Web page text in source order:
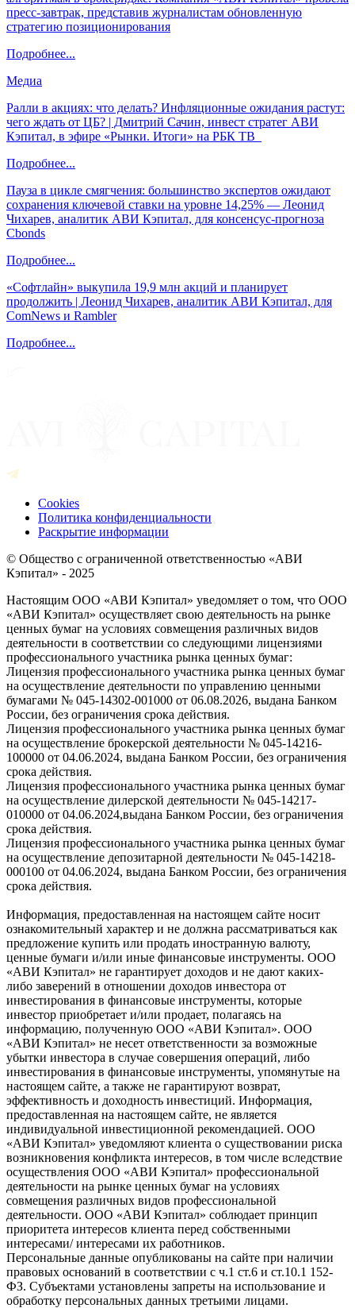
пресс-завтрак, представив журналистам обновленную
стратегию позиционирования
Подробнее...
Медиа
Ралли в акциях: что делать? Инфляционные ожидания растут:
чего ждать от ЦБ? | Дмитрий Сачин, инвест стратег АВИ
Кэпитал, в эфире «Рынки. Итоги» на РБК ТВ
Подробнее...
Пауза в цикле смягчения: большинство экспертов ожидают
сохранения ключевой ставки на уровне 14,25% — Леонид
Чихарев, аналитик АВИ Кэпитал, для консенсус-прогноза
Cbonds
Подробнее...
«Софтлайн» выкупила 19,9 млн акций и планирует
продолжить | Леонид Чихарев, аналитик АВИ Кэпитал, для
ComNews и Rambler
Подробнее...
Cookies
Политика конфиденциальности
Раскрытие информации
© Общество с ограниченной ответственностью «АВИ
Кэпитал» - 2025
Настоящим ООО «АВИ Кэпитал» уведомляет о том, что ООО
«АВИ Кэпитал» осуществляет свою деятельность на рынке
ценных бумаг на условиях совмещения различных видов
деятельности в соответствии со следующими лицензиями
профессионального участника рынка ценных бумаг:
Лицензия профессионального участника рынка ценных бумаг
на осуществление деятельности по управлению ценными
бумагами № 045-14302-001000 от 06.08.2026, выдана Банком
России, без ограничения срока действия.
Лицензия профессионального участника рынка ценных бумаг
на осуществление брокерской деятельности № 045-14216-
100000 от 04.06.2024, выдана Банком России, без ограничения
срока действия.
Лицензия профессионального участника рынка ценных бумаг
на осуществление дилерской деятельности № 045-14217-
010000 от 04.06.2024,выдана Банком России, без ограничения
срока действия.
Лицензия профессионального участника рынка ценных бумаг
на осуществление депозитарной деятельности № 045-14218-
000100 от 04.06.2024, выдана Банком России, без ограничения
срока действия.
Информация, предоставленная на настоящем сайте носит
ознакомительный характер и не должна рассматриваться как
предложение купить или продать иностранную валюту,
ценные бумаги и/или иные финансовые инструменты. ООО
«АВИ Кэпитал» не гарантирует доходов и не дают каких-
либо заверений в отношении доходов инвестора от
инвестирования в финансовые инструменты, которые
инвестор приобретает и/или продает, полагаясь на
информацию, полученную ООО «АВИ Кэпитал». ООО
«АВИ Кэпитал» не несет ответственности за возможные
убытки инвестора в случае совершения операций, либо
инвестирования в финансовые инструменты, упомянутые на
настоящем сайте, а также не гарантируют возврат,
эффективность и доходность инвестиций. Информация,
предоставленная на настоящем сайте, не является
индивидуальной инвестиционной рекомендацией. ООО
«АВИ Кэпитал» уведомляют клиента о существовании риска
возникновения конфликта интересов, в том числе вследствие
осуществления ООО «АВИ Кэпитал» профессиональной
деятельности на рынке ценных бумаг на условиях
совмещения различных видов профессиональной
деятельности. ООО «АВИ Кэпитал» соблюдает принцип
приоритета интересов клиента перед собственными
интересами/ интересами их работников.
Персональные данные опубликованы на сайте при наличии
правовых оснований в соответствии с ч.1 ст.6 и ст.10.1 152-
ФЗ. Субъектами установлены запреты на использование и
обработку персональных данных третьими лицами.